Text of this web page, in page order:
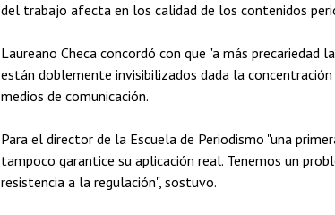
del trabajo afecta en los calidad de los contenidos
Laureano Checa concordó con que "a más
están doblemente invisibilizados dada la
medios de comunicación.
Para el director de la Escuela de Periodismo "una
tampoco garantice su aplicación real. Tenemos un
resistencia a la regulación", sostuvo.